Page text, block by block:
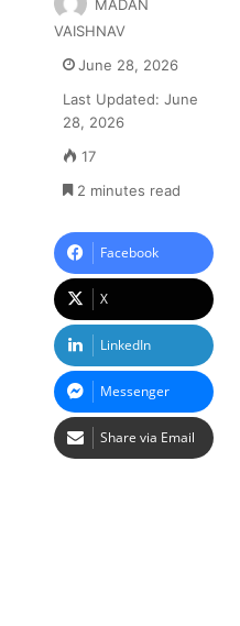
MADAN
VAISHNAV
June 28, 2026
Last Updated: June
28, 2026
17
2 minutes read
Facebook
X
LinkedIn
Messenger
Share via Email